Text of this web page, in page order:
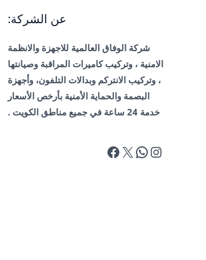
عن الشركة:
شركة الوفاق العالمية للاجهزة والانظمة
الامنية ، وتركيب كاميرات المراقبة وصيانتها
، وتركيب الانتركم وبدالات التلفون، وأجهزة
البصمة والحماية الأمنية بأرخص الأسعار
خدمة 24 ساعة في جميع مناطق الكويت .